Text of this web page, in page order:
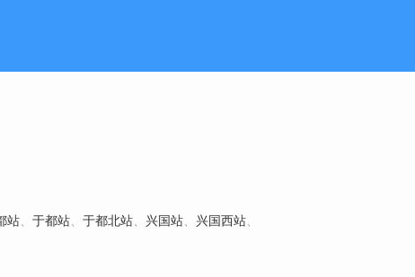
站 于都站 于都北站 兴国站 兴国西站